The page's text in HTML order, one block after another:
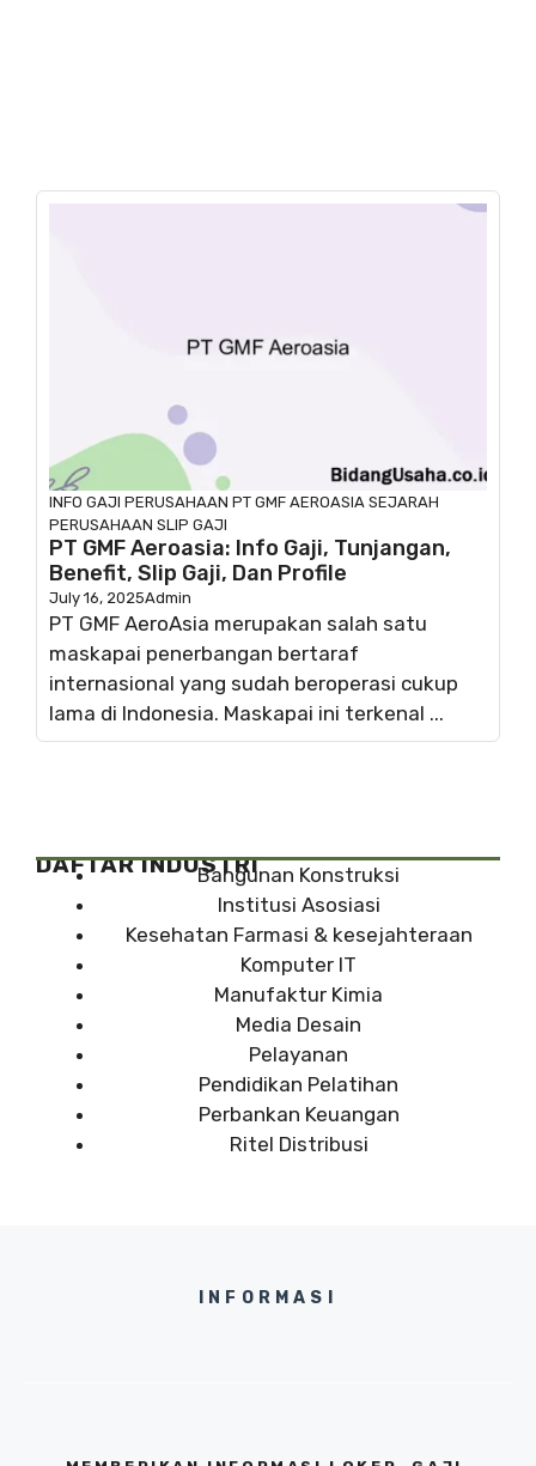
INFO GAJI PERUSAHAAN PT GMF AEROASIA SEJARAH
PERUSAHAAN SLIP GAJI
PT GMF Aeroasia: Info Gaji, Tunjangan,
Benefit, Slip Gaji, Dan Profile
July 16, 2025Admin
PT GMF AeroAsia merupakan salah satu
maskapai penerbangan bertaraf
internasional yang sudah beroperasi cukup
lama di Indonesia. Maskapai ini terkenal ...
DAFTAR INDUSTRIBangunan Konstruksi
Institusi Asosiasi
Kesehatan Farmasi & kesejahteraan
Komputer IT
Manufaktur Kimia
Media Desain
Pelayanan
Pendidikan Pelatihan
Perbankan Keuangan
Ritel Distribusi
INFORMASI